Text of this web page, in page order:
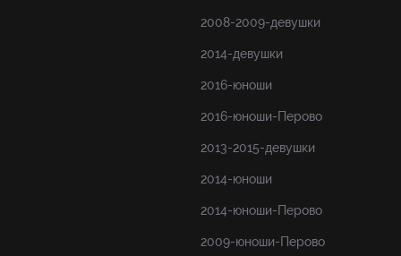
2008-2009-девушки
2014-девушки
2016-юноши
2016-юноши-Перово
2013-2015-девушки
2014-юноши
2014-юноши-Перово
2009-юноши-Перово